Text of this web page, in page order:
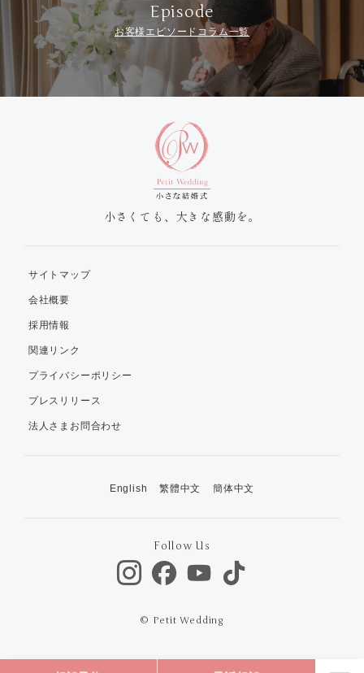
Episode
お客様エピソードコラム一覧
小さくても、大きな感動を。
サイトマップ
会社概要
採用情報
関連リンク
プライバシーポリシー
プレスリリース
法人さまお問合わせ
English 繁體中文 簡体中文
Follow Us
© Petit Wedding